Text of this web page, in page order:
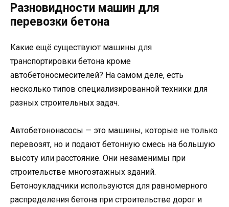
Разновидности машин для
перевозки бетона
Какие ещё существуют машины для
транспортировки бетона кроме
автобетоносмесителей? На самом деле, есть
несколько типов специализированной техники для
разных строительных задач.
Автобетононасосы — это машины, которые не только
перевозят, но и подают бетонную смесь на большую
высоту или расстояние. Они незаменимы при
строительстве многоэтажных зданий.
Бетоноукладчики используются для равномерного
распределения бетона при строительстве дорог и